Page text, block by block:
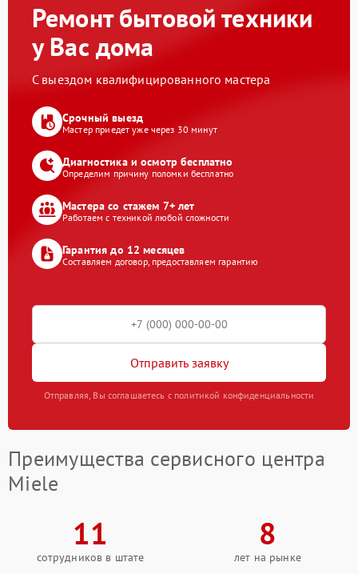
Ремонт бытовой техники
у Вас дома
С выездом квалифицированного мастера
Срочный выезд
Мастер приедет уже через 30 минут
Диагностика и осмотр бесплатно
Определим причину поломки бесплатно
Мастера со стажем 7+ лет
Работаем с техникой любой сложности
Гарантия до 12 месяцев
Составляем договор, предоставляем гарантию
Отправить заявку
Отправляя, Вы соглашаетесь с политикой конфиденциальности
Преимущества сервисного центра
Miele
11
сотрудников в штате
8
лет на рынке